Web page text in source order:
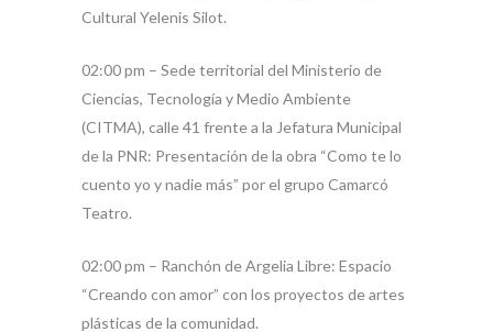
Cultural Yelenis Silot.
02:00 pm – Sede territorial del Ministerio de
Ciencias, Tecnología y Medio Ambiente
(CITMA), calle 41 frente a la Jefatura Municipal
de la PNR: Presentación de la obra “Como te lo
cuento yo y nadie más” por el grupo Camarcó
Teatro.
02:00 pm – Ranchón de Argelia Libre: Espacio
“Creando con amor” con los proyectos de artes
plásticas de la comunidad.